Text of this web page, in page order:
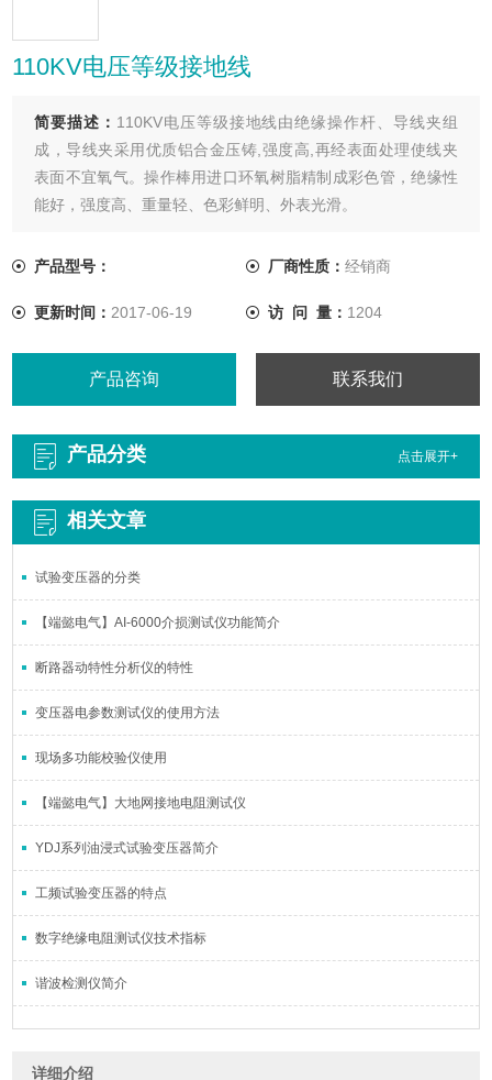
110KV电压等级接地线
简要描述： 110KV电压等级接地线由绝缘操作杆、导线夹组
成，导线夹采用优质铝合金压铸,强度高,再经表面处理使线夹
表面不宜氧气。操作棒用进口环氧树脂精制成彩色管，绝缘性
能好，强度高、重量轻、色彩鲜明、外表光滑。
产品型号： 厂商性质： 经销商
更新时间： 2017-06-19 访 问 量： 1204
产品咨询 联系我们
产品分类 点击展开+
相关文章
试验变压器的分类
【端懿电气】AI-6000介损测试仪功能简介
断路器动特性分析仪的特性
变压器电参数测试仪的使用方法
现场多功能校验仪使用
【端懿电气】大地网接地电阻测试仪
YDJ系列油浸式试验变压器简介
工频试验变压器的特点
数字绝缘电阻测试仪技术指标
谐波检测仪简介
详细介绍